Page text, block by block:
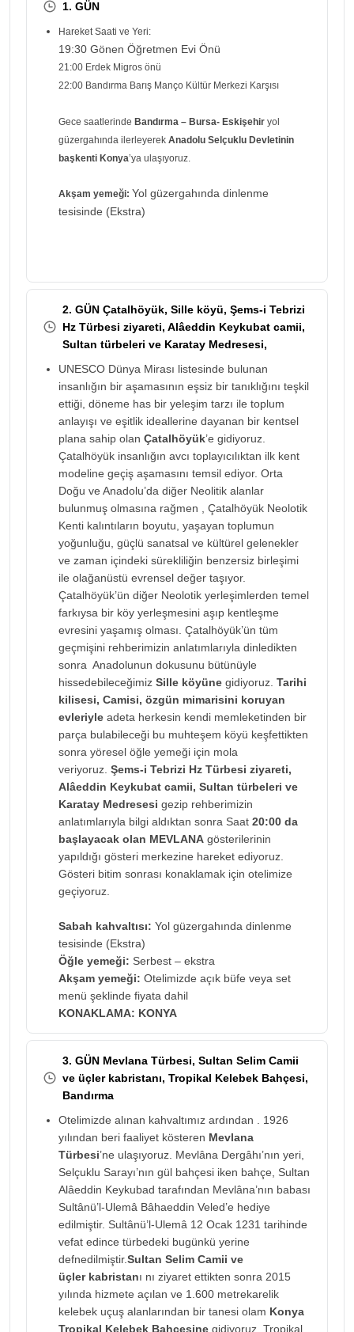
1. GÜN
Hareket Saati ve Yeri:
19:30 Gönen Öğretmen Evi Önü
21:00 Erdek Migros önü
22:00 Bandırma Barış Manço Kültür Merkezi Karşısı
Gece saatlerinde Bandırma – Bursa- Eskişehir yol
güzergahında ilerleyerek Anadolu Selçuklu Devletinin
başkenti Konya’ya ulaşıyoruz.
Akşam yemeği: Yol güzergahında dinlenme
tesisinde (Ekstra)
2. GÜN Çatalhöyük, Sille köyü, Şems-i Tebrizi
Hz Türbesi ziyareti, Alâeddin Keykubat camii,
Sultan türbeleri ve Karatay Medresesi,
UNESCO Dünya Mirası listesinde bulunan
insanlığın bir aşamasının eşsiz bir tanıklığını teşkil
ettiği, döneme has bir yeleşim tarzı ile toplum
anlayışı ve eşitlik ideallerine dayanan bir kentsel
plana sahip olan Çatalhöyük’e gidiyoruz.
Çatalhöyük insanlığın avcı toplayıcılıktan ilk kent
modeline geçiş aşamasını temsil ediyor. Orta
Doğu ve Anadolu’da diğer Neolitik alanlar
bulunmuş olmasına rağmen , Çatalhöyük Neolotik
Kenti kalıntıların boyutu, yaşayan toplumun
yoğunluğu, güçlü sanatsal ve kültürel gelenekler
ve zaman içindeki sürekliliğin benzersiz birleşimi
ile olağanüstü evrensel değer taşıyor.
Çatalhöyük’ün diğer Neolotik yerleşimlerden temel
farkıysa bir köy yerleşmesini aşıp kentleşme
evresini yaşamış olması. Çatalhöyük’ün tüm
geçmişini rehberimizin anlatımlarıyla dinledikten
sonra Anadolunun dokusunu bütünüyle
hissedebileceğimiz Sille köyüne gidiyoruz. Tarihi
kilisesi, Camisi, özgün mimarisini koruyan
evleriyle adeta herkesin kendi memleketinden bir
parça bulabileceği bu muhteşem köyü keşfettikten
sonra yöresel öğle yemeği için mola
veriyoruz. Şems-i Tebrizi Hz Türbesi ziyareti,
Alâeddin Keykubat camii, Sultan türbeleri ve
Karatay Medresesi gezip rehberimizin
anlatımlarıyla bilgi aldıktan sonra Saat 20:00 da
başlayacak olan MEVLANA gösterilerinin
yapıldığı gösteri merkezine hareket ediyoruz.
Gösteri bitim sonrası konaklamak için otelimize
geçiyoruz.
Sabah kahvaltısı: Yol güzergahında dinlenme
tesisinde (Ekstra)
Öğle yemeği: Serbest – ekstra
Akşam yemeği: Otelimizde açık büfe veya set
menü şeklinde fiyata dahil
KONAKLAMA: KONYA
3. GÜN Mevlana Türbesi, Sultan Selim Camii
ve üçler kabristanı, Tropikal Kelebek Bahçesi,
Bandırma
Otelimizde alınan kahvaltımız ardından . 1926
yılından beri faaliyet kösteren Mevlana
Türbesi’ne ulaşıyoruz. Mevlâna Dergâhı’nın yeri,
Selçuklu Sarayı’nın gül bahçesi iken bahçe, Sultan
Alâeddin Keykubad tarafından Mevlâna’nın babası
Sultânü’l-Ulemâ Bâhaeddin Veled’e hediye
edilmiştir. Sultânü’l-Ulemâ 12 Ocak 1231 tarihinde
vefat edince türbedeki bugünkü yerine
defnedilmiştir.Sultan Selim Camii ve
üçler kabristanı nı ziyaret ettikten sonra 2015
yılında hizmete açılan ve 1.600 metrekarelik
kelebek uçuş alanlarından bir tanesi olam Konya
Tropikal Kelebek Bahçesine gidiyoruz. Tropikal